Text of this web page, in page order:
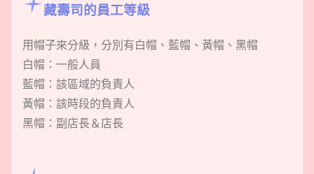
藏壽司的員工等級
用帽子來分級，分別有白帽、藍帽、黃帽、黑帽
白帽：一般人員
藍帽：該區域的負責人
黃帽：該時段的負責人
黑帽：副店長＆店長